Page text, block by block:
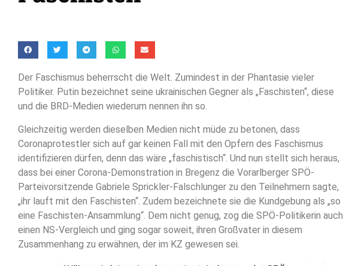
Der Faschismus beherrscht die Welt. Zumindest in der Phantasie vieler
Politiker. Putin bezeichnet seine ukrainischen Gegner als „Faschisten“, diese
und die BRD-Medien wiederum nennen ihn so.
Gleichzeitig werden dieselben Medien nicht müde zu betonen, dass
Coronaprotestler sich auf gar keinen Fall mit den Opfern des Faschismus
identifizieren dürfen, denn das wäre „faschistisch“. Und nun stellt sich heraus,
dass bei einer Corona-Demonstration in Bregenz die Vorarlberger SPÖ-
Parteivorsitzende Gabriele Sprickler-Falschlunger zu den Teilnehmern sagte,
„ihr lauft mit den Faschisten“. Zudem bezeichnete sie die Kundgebung als „so
eine Faschisten-Ansammlung“. Dem nicht genug, zog die SPÖ-Politikerin auch
einen NS-Vergleich und ging sogar soweit, ihren Großvater in diesem
Zusammenhang zu erwähnen, der im KZ gewesen sei.